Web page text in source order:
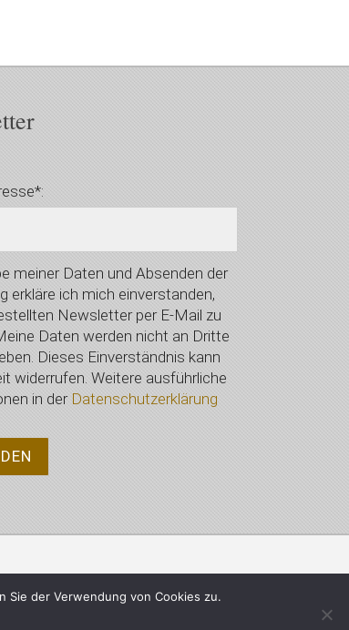
meiner Daten und Absenden der
erkläre ich mich einverstanden,
Newsletter per E-Mail zu
Daten werden nicht an Dritte
Dieses Einverständnis kann
widerrufen. Weitere ausführliche
in der Datenschutzerklärung
Sie der Verwendung von Cookies zu.